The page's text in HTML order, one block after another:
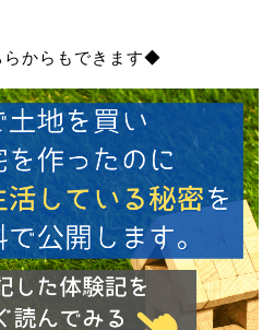
からもできます◆